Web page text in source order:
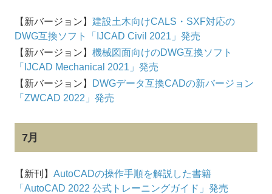
【新バージョン】 建設土木向けCALS・SXF対応の
DWG互換ソフト「IJCAD Civil 2021」発売
【新バージョン】 機械図面向けのDWG互換ソフト
「IJCAD Mechanical 2021」発売
【新バージョン】
DWGデータ互換CADの新バージョン
「ZWCAD 2022」発売
7月
【新刊】 AutoCADの操作手順を解説した書籍
「AutoCAD 2022 公式トレーニングガイド」発売